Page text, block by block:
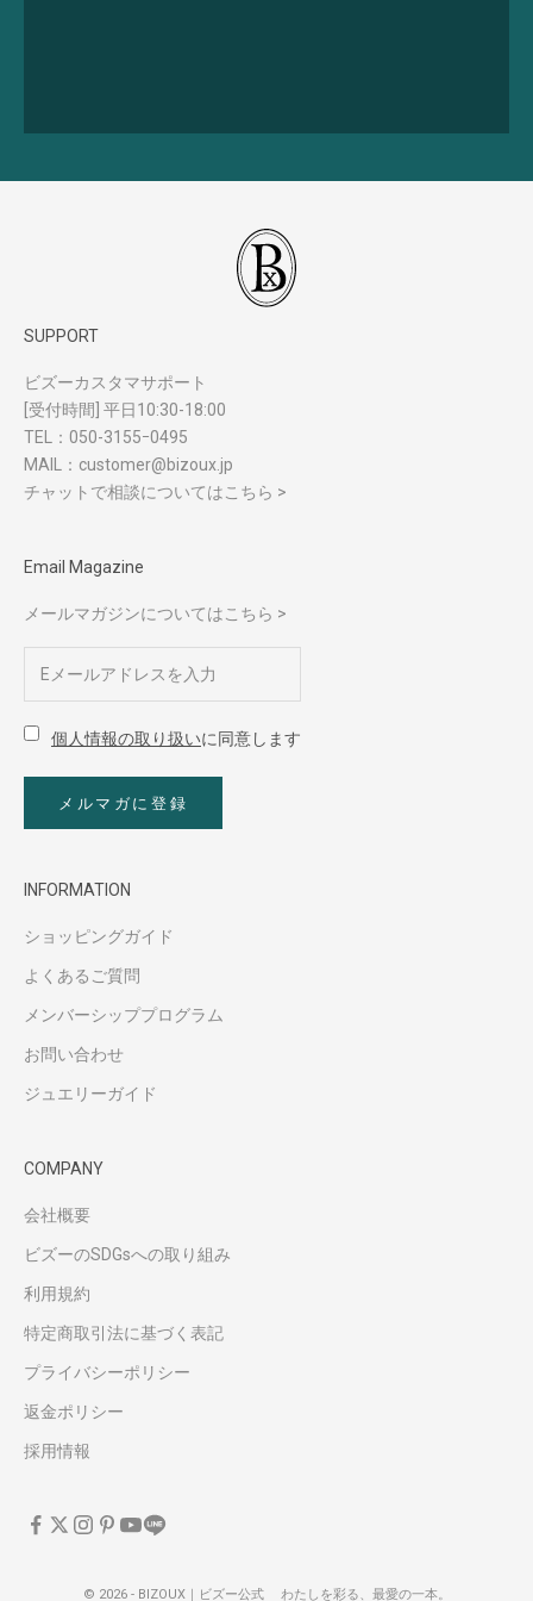
SUPPORT
ビズーカスタマサポート
[受付時間] 平日10:30-18:00
TEL： 050-3155ｰ0495
MAIL： customer@bizoux.jp
チャットで相談についてはこちら >
Email Magazine
メールマガジンについてはこちら >
個人情報の取り扱いに同意します
メルマガに登録
INFORMATION
ショッピングガイド
よくあるご質問
メンバーシッププログラム
お問い合わせ
ジュエリーガイド
COMPANY
会社概要
ビズーのSDGsへの取り組み
利用規約
特定商取引法に基づく表記
プライバシーポリシー
返金ポリシー
採用情報
© 2026 - BIZOUX｜ビズー公式 わたしを彩る、最愛の一本。